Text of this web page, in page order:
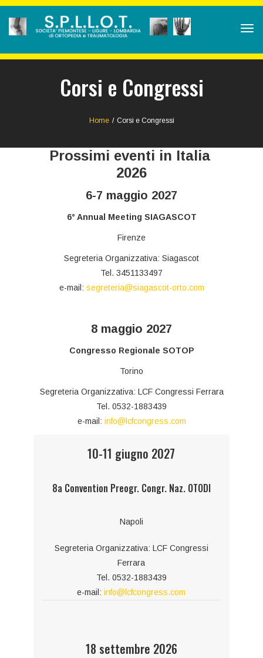
Corsi e Congressi
Home / Corsi e Congressi
Prossimi eventi in Italia
2026
6-7 maggio 2027
6° Annual Meeting SIAGASCOT
Firenze
Segreteria Organizzativa: Siagascot
Tel. 3451133497
e-mail: segreteria@siagascot-orto.com
8 maggio 2027
Congresso Regionale SOTOP
Torino
Segreteria Organizzativa: LCF Congressi Ferrara
Tel. 0532-1883439
e-mail: info@lcfcongress.com
10-11 giugno 2027
8a Convention Preogr. Congr. Naz. OTODI
Napoli
Segreteria Organizzativa: LCF Congressi
Ferrara
Tel. 0532-1883439
e-mail:info@lcfcongress.com
18 settembre 2026